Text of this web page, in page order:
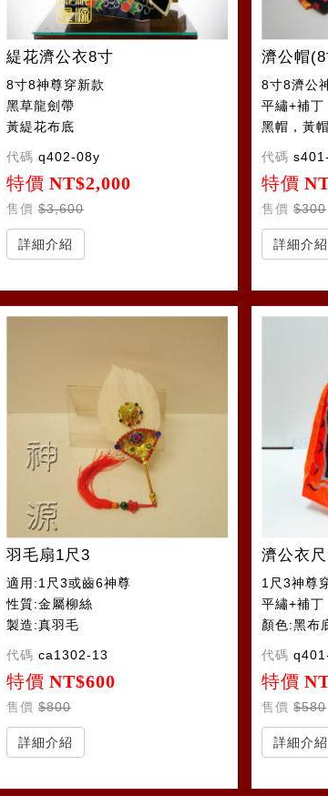
緹花濟公衣8寸
8寸8神尊穿新款
黑草龍劍帶
黃緹花布底
代碼 q402-08y
特價 NT$2,000
售價 $3,600
詳細介紹
濟公帽
8寸8濟公
平繡+補丁
黑帽，黃帽
代碼
特價
售價 $300
詳細介紹
羽毛扇1尺3
適用:1尺3或齒6神尊
性質:金屬柳絲
製造:真羽毛
代碼 ca1302-13
特價 NT$600
售價 $800
詳細介紹
濟公衣
1尺3神尊
平繡+補丁
顏色:黑布
代碼
特價
售價 $580
詳細介紹